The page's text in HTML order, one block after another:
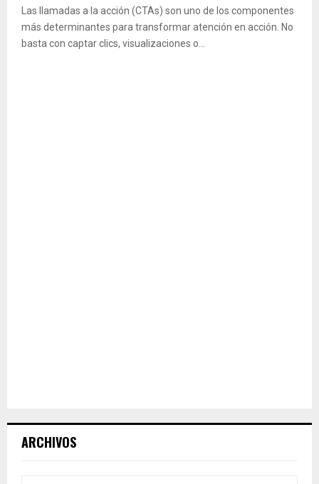
Las llamadas a la acción (CTAs) son uno de los componentes
más determinantes para transformar atención en acción. No
basta con captar clics, visualizaciones o...
ARCHIVOS